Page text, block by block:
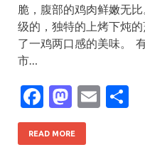
脆，腹部的鸡肉鲜嫩无
级的，独特的上烤下炖
了一鸡两口感的美味。
市…
F
ac
e
M
as
to
E
READ MORE